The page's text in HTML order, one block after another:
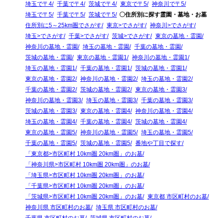
埼玉で〒4
千葉で〒4 茨城で〒4 東京で〒5
神奈川で〒5
埼玉で〒5
千葉で〒5 茨城で〒5
〇住所別に探す霊園・墓地・お墓
住所別に5～25km圏でさがす
東京>でさがす
神奈川>でさがす
埼玉>でさがす
千葉>でさがす 茨城>でさがす
東京の墓地・霊園
神奈川の墓地・霊園
埼玉の墓地・霊園
千葉の墓地・霊園
茨城の墓地・霊園
東京の墓地・霊園1
神奈川の墓地・霊園1
埼玉の墓地・霊園1
千葉の墓地・霊園1
茨城の墓地・霊園1
東京の墓地・霊園2
神奈川の墓地・霊園2
埼玉の墓地・霊園2
千葉の墓地・霊園2
茨城の墓地・霊園2
東京の墓地・霊園3
神奈川の墓地・霊園3
埼玉の墓地・霊園3
千葉の墓地・霊園3
茨城の墓地・霊園3
東京の墓地・霊園4
神奈川の墓地・霊園4
埼玉の墓地・霊園4
千葉の墓地・霊園4
茨城の墓地・霊園4
東京の墓地・霊園5
神奈川の墓地・霊園5
埼玉の墓地・霊園5
千葉の墓地・霊園5
茨城の墓地・霊園5
番地や丁目で探す
「東京都>市区町村 10km圏 20km圏」のお墓
「神奈川県>市区町村 10km圏 20km圏」のお墓
「埼玉県>市区町村 10km圏 20km圏」のお墓
「千葉県>市区町村 10km圏 20km圏」のお墓
「茨城県>市区町村 10km圏 20km圏」のお墓
東京都 市区町村のお墓
神奈川県 市区町村のお墓
埼玉県 市区町村のお墓